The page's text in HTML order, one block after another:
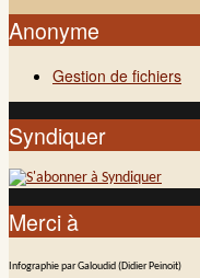
Anonyme
Gestion de fichiers
Syndiquer
Merci à
Infographie par Galoudid (Didier Peinoit)